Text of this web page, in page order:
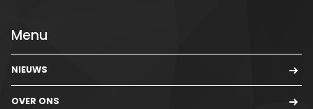
Menu
NIEUWS
OVER ONS